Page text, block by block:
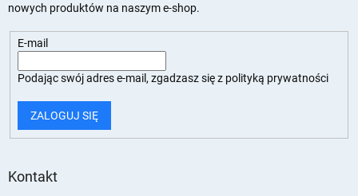
nowych produktów na naszym e-shop.
E-mail
Podając swój adres e-mail, zgadzasz się z polityką prywatności
ZALOGUJ SIĘ
Kontakt